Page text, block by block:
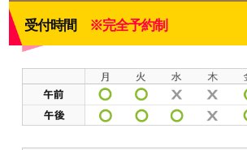
受付時間 ※完全予約制